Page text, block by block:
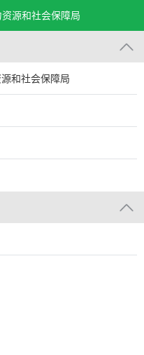
源和社会保障局
和社会保障局